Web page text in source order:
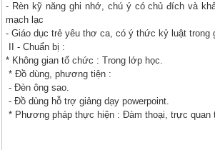
- Rèn kỹ năng ghi nhớ, chú ý có chủ đích và
mạch lạc
- Giáo dục trẻ yêu thơ ca, có ý thức kỷ luật trong
II - Chuẩn bị :
* Không gian tổ chức : Trong lớp học.
* Đồ dùng, phương tiện :
- Đèn ông sao.
- Đồ dùng hỗ trợ giảng dạy powerpoint.
* Phương pháp thực hiện : Đàm thoại, trực quan